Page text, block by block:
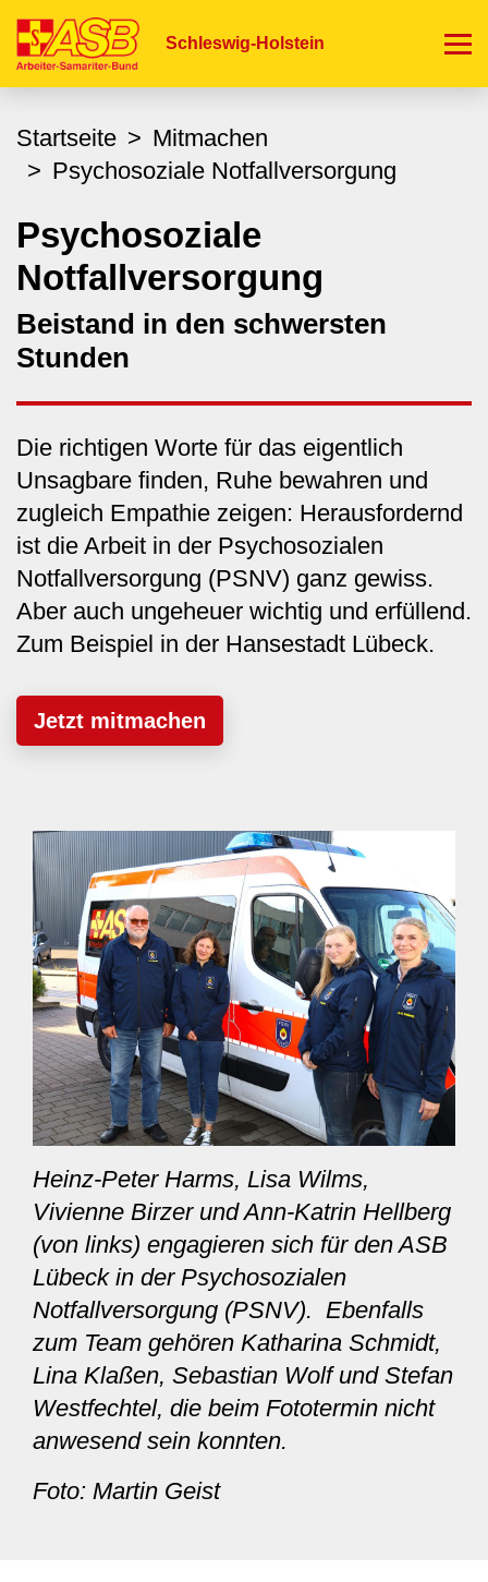
zum
Schleswig-Holstein
Startseite
Mitmachen
Psychosoziale Notfallversorgung
Psychosoziale
Notfallversorgung
Beistand in den schwersten
Stunden
Die richtigen Worte für das eigentlich
Unsagbare finden, Ruhe bewahren und
zugleich Empathie zeigen: Herausfordernd
ist die Arbeit in der Psychosozialen
Notfallversorgung (PSNV) ganz gewiss.
Aber auch ungeheuer wichtig und erfüllend.
Zum Beispiel in der Hansestadt Lübeck.
Jetzt mitmachen
Heinz-Peter Harms, Lisa Wilms,
Vivienne Birzer und Ann-Katrin Hellberg
(von links) engagieren sich für den ASB
Lübeck in der Psychosozialen
Notfallversorgung (PSNV). Ebenfalls
zum Team gehören Katharina Schmidt,
Lina Klaßen, Sebastian Wolf und Stefan
Westfechtel, die beim Fototermin nicht
anwesend sein konnten.
Foto: Martin Geist